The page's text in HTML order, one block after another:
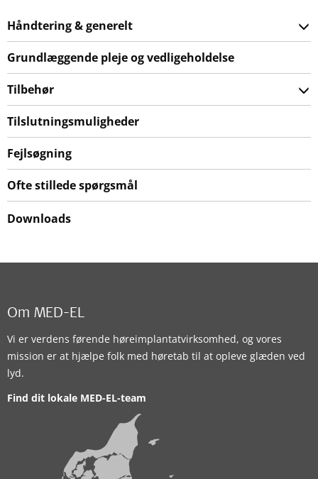
Håndtering & generelt
Grundlæggende pleje og vedligeholdelse
Tilbehør
Tilslutningsmuligheder
Fejlsøgning
Ofte stillede spørgsmål
Downloads
Om MED-EL
Vi er verdens førende høreimplantatvirksomhed, og vores
mission er at hjælpe folk med høretab til at opleve glæden ved
lyd.
Find dit lokale MED-EL-team